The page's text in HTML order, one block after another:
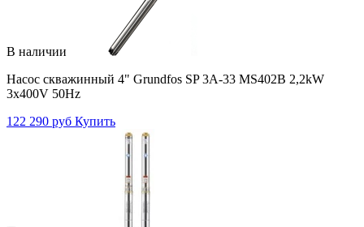
В наличии
Насос скважинный 4" Grundfos SP 3A-33 MS402B 2,2kW
3x400V 50Hz
122 290 руб Купить